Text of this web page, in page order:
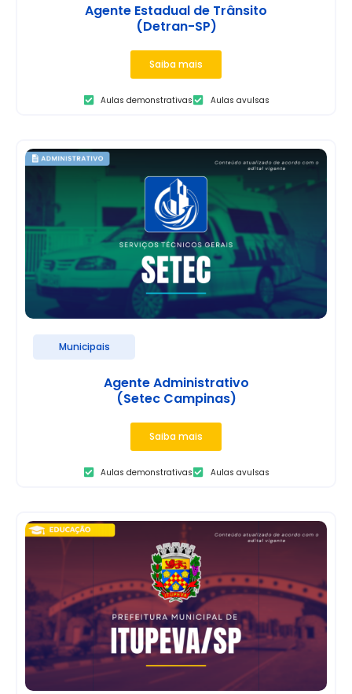
Agente Estadual de Trânsito
(Detran-SP)
Saiba mais
Aulas demonstrativas Aulas avulsas
Municipais
Agente Administrativo
(Setec Campinas)
Saiba mais
Aulas demonstrativas Aulas avulsas